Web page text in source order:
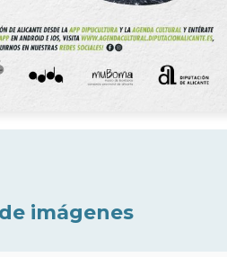
imágenes